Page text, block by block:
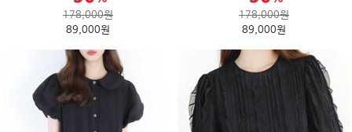
178,000원
89,000원
178,000원
89,000원